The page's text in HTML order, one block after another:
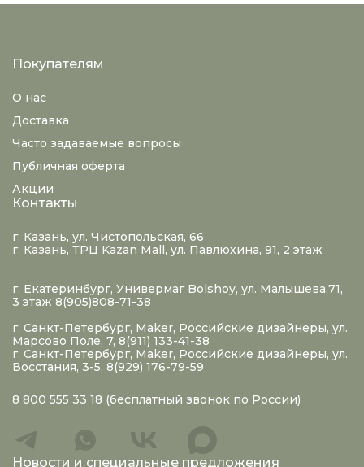
Покупателям
О нас
Доставка
Часто задаваемые вопросы
Публичная оферта
Акции
Контакты
г. Казань, ул. Чистопольская, 66
г. Казань, ТРЦ Kazan Mall, ул. Павлюхина, 91, 2 этаж
г. Екатеринбург, Универмаг Bolshoy, ул. Малышева,71,
3 этаж 8(905)808-71-38
г. Санкт-Петербург, Maker, Российские дизайнеры, ул.
Марсово Поле, 7, 8(911) 133-41-38
г. Санкт-Петербург, Maker, Российские дизайнеры, ул.
Восстания, 3-5, 8(929) 176-79-59
8 800 555 33 18 (бесплатный звонок по России)
Новости и специальные предложения